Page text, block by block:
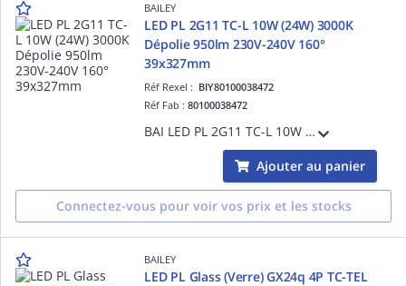
BAILEY
LED PL 2G11 TC-L 10W (24W) 3000K
Dépolie 950lm 230V-240V 160°
39x327mm
Réf Rexel : BIY80100038472
Réf Fab :80100038472
BAI LED PL 2G11 TC-L 10W (24W) 3000K Dépolie 950lm 230V-240V 160° 39x327mm Lampe LED Alt PLL Dulux L
Ajouter au panier
Connectez-vous pour voir vos prix et les stocks
BAILEY
LED PL Glass (Verre) GX24q 4P TC-TEL